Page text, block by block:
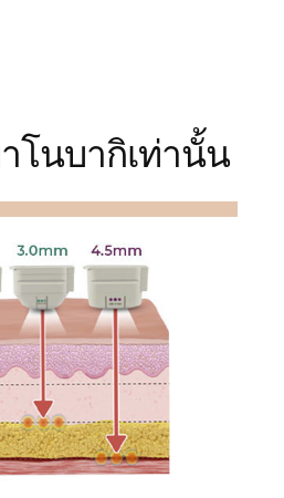
โนบากิเท่านั้น